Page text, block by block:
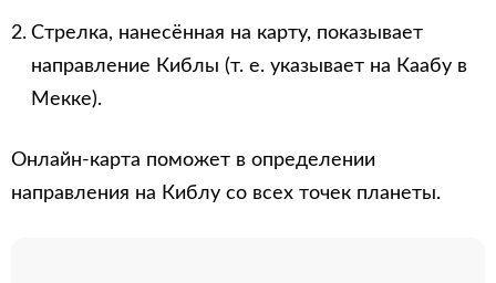
Стрелка, нанесённая на карту, показывает
направление Киблы (т. е. указывает на Каабу в
Мекке).
Онлайн-карта поможет в определении
направления на Киблу со всех точек планеты.